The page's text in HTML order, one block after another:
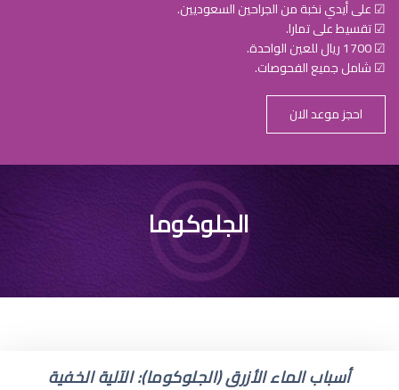
☑ على أيدي نخبة من الجراحين السعوديين.
☑ تقسيط على تمارا.
☑ 1700 ريال للعين الواحدة.
☑ شامل جميع الفحوصات.
احجز موعد الان
ماء الازرق بالعين
الجلوكوما
أسباب الماء الأزرق (الجلوكوما): الآلية الخفية